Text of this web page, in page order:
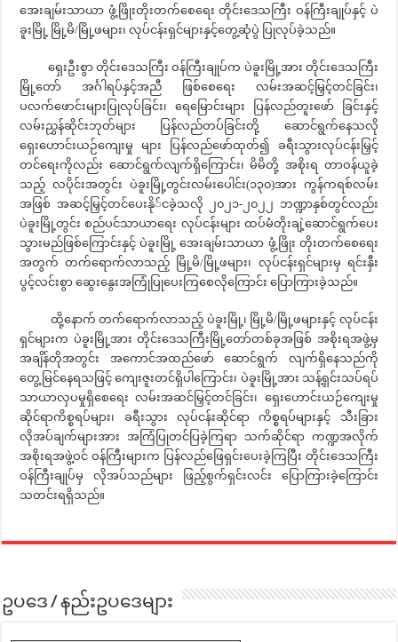
အေးချမ်းသာယာ ဖွံ့ဖြိုးတိုးတက်စေရေး တိုင်းဒေသကြီး ဝန်ကြီးချုပ်နှင့် ပဲ
ခူးမြို့ မြို့မိ/မြို့ဖများ၊ လုပ်ငန်းရှင်များနှင့်တွေ့ဆုံပွဲ ပြုလုပ်ခဲ့သည်။
ရှေးဦးစွာ တိုင်းဒေသကြီး ဝန်ကြီးချုပ်က ပဲခူးမြို့အား တိုင်းဒေသကြီး
မြို့တော် အင်္ဂါရပ်နှင့်အညီ ဖြစ်စေရေး လမ်းအဆင့်မြှင့်တင်ခြင်း၊
ပလက်ဖောင်းများပြုလုပ်ခြင်း၊ ရေမြောင်းများ ပြန်လည်တူးဖော် ခြင်းနှင့်
လမ်းညွှန်ဆိုင်းဘုတ်များ ပြန်လည်တပ်ခြင်းတို့ ဆောင်ရွက်နေသလို
ရှေးဟောင်းယဉ်ကျေးမှု များ ပြန်လည်ဖော်ထုတ်၍ ခရီးသွားလုပ်ငန်းမြှင့်
တင်ရေးကိုလည်း ဆောင်ရွက်လျက်ရှိကြောင်း၊ မိမိတို့ အစိုးရ တာဝန်ယူခဲ့
သည့် လပိုင်းအတွင်း ပဲခူးမြို့တွင်းလမ်းပေါင်း(၁၃၀)အား ကွန်ကရစ်လမ်း
အဖြစ် အဆင့်မြှင့်တင်ပေးနို်ငခဲ့သလို ၂၀၂၁-၂၀၂၂ ဘဏ္ဍာနှစ်တွင်လည်း
ပဲခူးမြို့တွင်း စည်ပင်သာယာရေး လုပ်ငန်းများ ထပ်မံတိုးချဲ့ဆောင်ရွက်ပေး
သွားမည်ဖြစ်ကြောင်းနှင့် ပဲခူးမြို့ အေးချမ်းသာယာ ဖွံ့ဖြိုး တိုးတက်စေရေး
အတွက် တက်ရောက်လာသည့် မြို့မိ/မြို့ဖများ၊ လုပ်ငန်းရှင်များမှ ရင်းနှီး
ပွင့်လင်းစွာ ဆွေးနွေးအကြုံပြုပေးကြစေလိုကြောင်း ပြောကြားခဲ့သည်။
ထို့နောက် တက်ရောက်လာသည့် ပဲခူးမြို့၊ မြို့မိ/မြို့ဖများနှင့် လုပ်ငန်း
ရှင်များက ပဲခူးမြို့အား တိုင်းဒေသကြီးမြို့တော်တစ်ခုအဖြစ် အစိုးရအဖွဲ့မှ
အချိန်တိုအတွင်း အကောင်အထည်ဖော် ဆောင်ရွက် လျက်ရှိနေသည်ကို
တွေ့မြင်နေရသဖြင့် ကျေးဇူးတင်ရှိပါကြောင်း၊ ပဲခူးမြို့အား သန့်ရှင်းသပ်ရပ်
သာယာလှပမှုရှိစေရေး လမ်းအဆင်မြှင့်တင်ခြင်း၊ ရှေးဟောင်းယဉ်ကျေးမှု
ဆိုင်ရာကိစ္စရပ်များ၊ ခရီးသွား လုပ်ငန်းဆိုင်ရာ ကိစ္စရပ်များနှင့် သီးခြား
လိုအပ်ချက်များအား အကြံပြုတင်ပြခဲ့ကြရာ သက်ဆိုင်ရာ ကဏ္ဍအလိုက်
အစိုးရအဖွဲ့ဝင် ဝန်ကြီးများက ပြန်လည်ဖြေရှင်းပေးခဲ့ကြပြီး တိုင်းဒေသကြီး
ဝန်ကြီးချုပ်မှ လိုအပ်သည်များ ဖြည့်စွက်ရှင်းလင်း ပြောကြားခဲ့ကြောင်း
သတင်းရရှိသည်။
ဥပဒေ / နည်းဥပဒေများ